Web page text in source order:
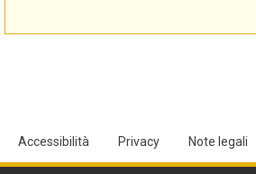
Accessibilità Privacy Note legali